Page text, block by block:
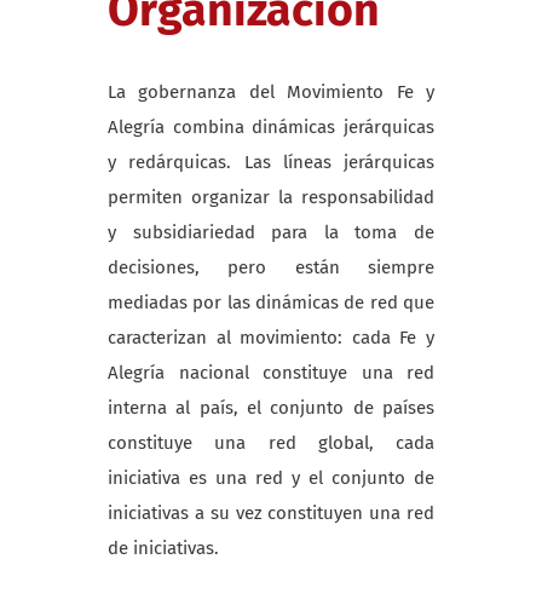
La gobernanza del Movimiento Fe y
Alegría combina dinámicas jerárquicas
y redárquicas. Las líneas jerárquicas
permiten organizar la responsabilidad
y subsidiariedad para la toma de
decisiones, pero están siempre
mediadas por las dinámicas de red que
caracterizan al movimiento: cada Fe y
Alegría nacional constituye una red
interna al país, el conjunto de países
constituye una red global, cada
iniciativa es una red y el conjunto de
iniciativas a su vez constituyen una red
de iniciativas.